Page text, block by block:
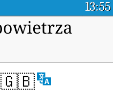
13:55
🇬🇧